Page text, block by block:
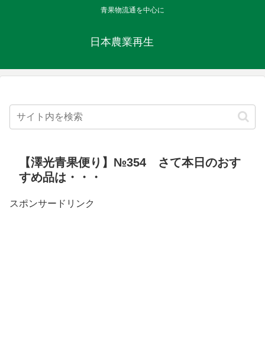
青果物流通を中心に
日本農業再生
【澤光青果便り】№354 さて本日のおす
すめ品は・・・
スポンサードリンク